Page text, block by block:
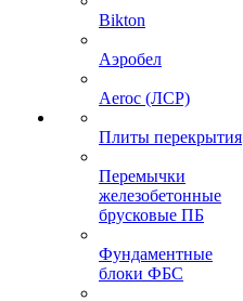
Bikton
Аэробел
Aeroc (ЛСР)
Плиты перекрытия
Перемычки
железобетонные
брусковые ПБ
Фундаментные
блоки ФБС